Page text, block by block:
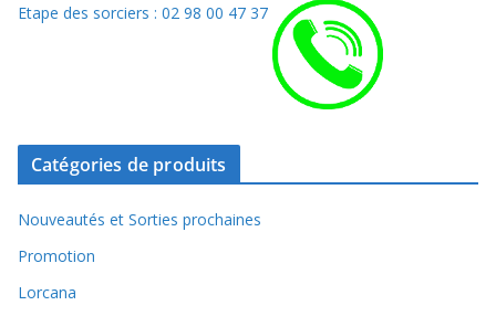
Etape des sorciers : 02 98 00 47 37
Catégories de produits
Nouveautés et Sorties prochaines
Promotion
Lorcana